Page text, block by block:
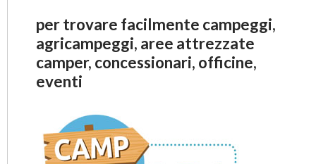
per trovare facilmente campeggi,
agricampeggi, aree attrezzate
camper, concessionari, officine,
eventi